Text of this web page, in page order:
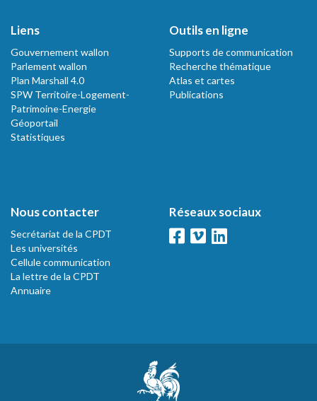
Liens
Gouvernement wallon
Parlement wallon
Plan Marshall 4.0
SPW Territoire-Logement-
Patrimoine-Energie
Géoportail
Statistiques
Outils en ligne
Supports de communication
Recherche thématique
Atlas et cartes
Publications
Nous contacter
Secrétariat de la CPDT
Les universités
Cellule communication
La lettre de la CPDT
Annuaire
Réseaux sociaux